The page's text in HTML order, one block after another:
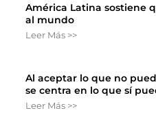
América Latina sostiene
al mundo
Leer Más >>
Al aceptar lo que no
se centra en lo que sí
Leer Más >>